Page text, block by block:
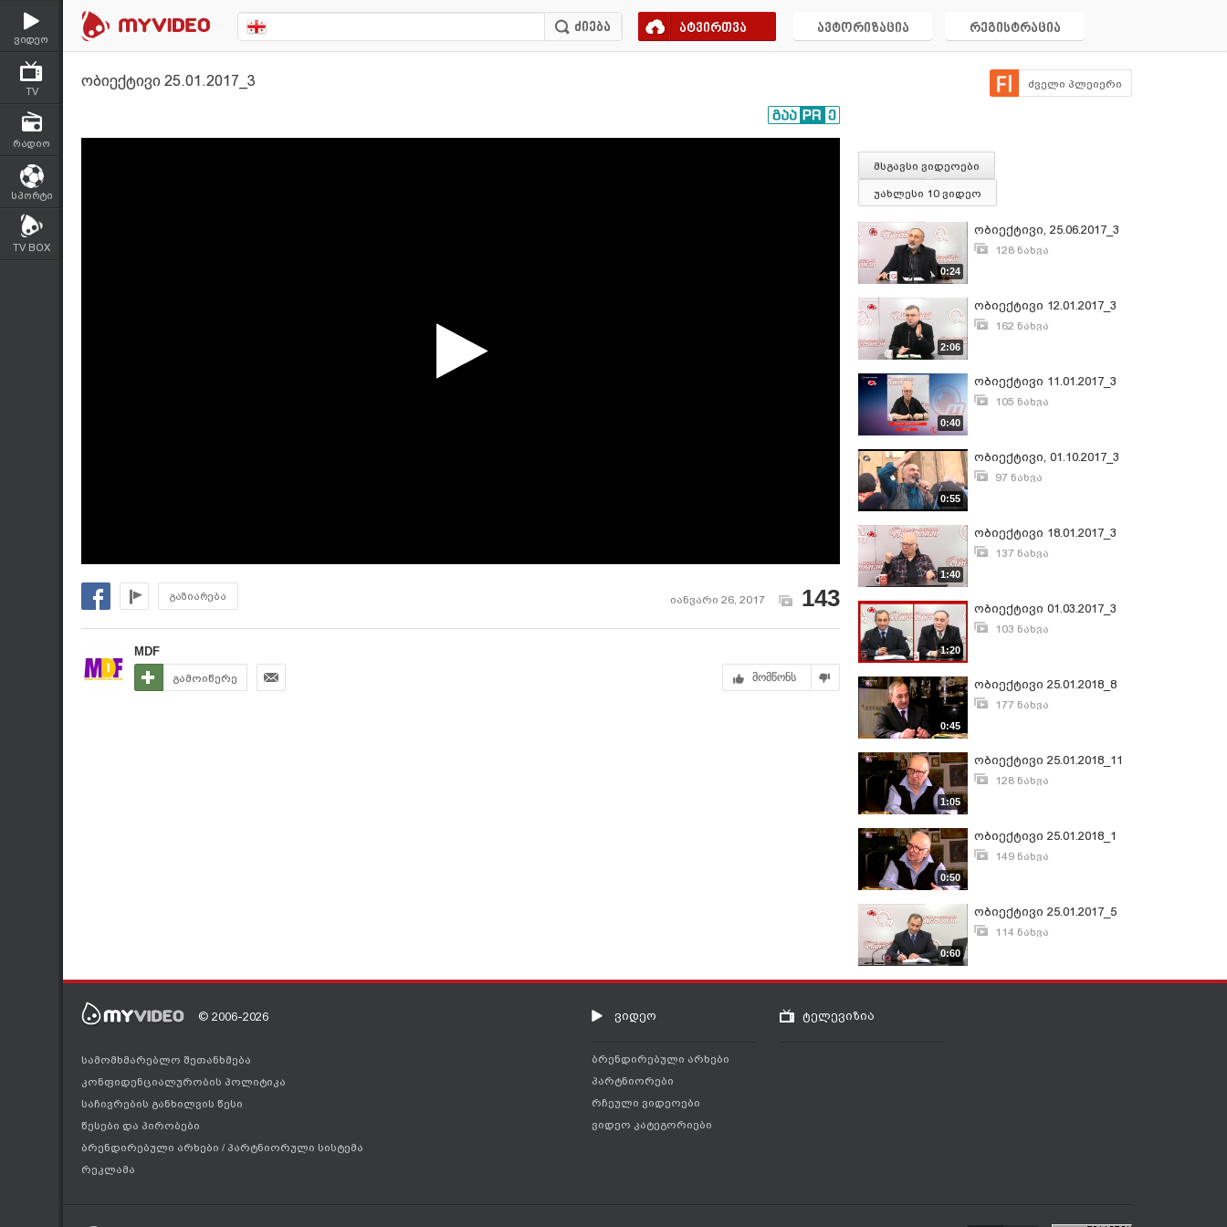
ვიდეო
TV
რადიო
სპორტი
TV BOX
ატვირთვა ავტორიზაცია რეგისტრაცია
ობიექტივი 25.01.2017_3 ძველი პლეიერი
გაზიარება იანვარი 26, 2017 143
MDF
გამოიწერე მომწონს
მსგავსი ვიდეოები
უახლესი 10 ვიდეო
0:24
ობიექტივი, 25.06.2017_3
128 ნახვა
2:06
ობიექტივი 12.01.2017_3
162 ნახვა
0:40
ობიექტივი 11.01.2017_3
105 ნახვა
0:55
ობიექტივი, 01.10.2017_3
97 ნახვა
1:40
ობიექტივი 18.01.2017_3
137 ნახვა
1:20
ობიექტივი 01.03.2017_3
103 ნახვა
0:45
ობიექტივი 25.01.2018_8
177 ნახვა
1:05
ობიექტივი 25.01.2018_11
128 ნახვა
0:50
ობიექტივი 25.01.2018_1
149 ნახვა
0:60
ობიექტივი 25.01.2017_5
114 ნახვა
© 2006-2026
სამომხმარებლო შეთანხმება
კონფიდენციალურობის პოლიტიკა
საჩივრების განხილვის წესი
წესები და პირობები
ბრენდირებული არხები / პარტნიორული სისტემა
რეკლამა
ვიდეო
ბრენდირებული არხები
პარტნიორები
რჩეული ვიდეოები
ვიდეო კატეგორიები
ტელევიზია